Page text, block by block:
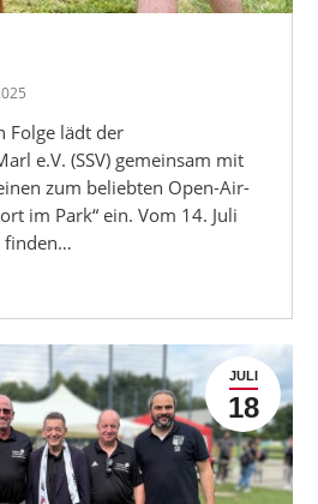
Folge lädt der
e.V. (SSV) gemeinsam mit
zum beliebten Open-Air-
im Park“ ein. Vom 14. Juli
finden…
JULI
18